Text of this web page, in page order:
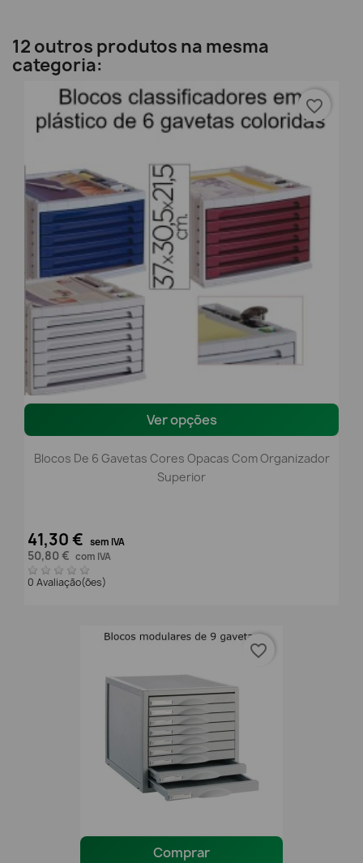
12 outros produtos na mesma
categoria:
Ver opções
Blocos De 6 Gavetas Cores Opacas Com Organizador
Superior
41,30 € sem IVA
50,80 € com IVA
0 Avaliação(ões)
favorite_border
Comprar
favorite_border